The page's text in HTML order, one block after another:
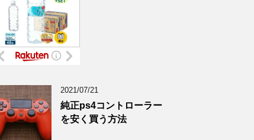
2021/07/21
純正ps4コントローラー
を安く買う方法